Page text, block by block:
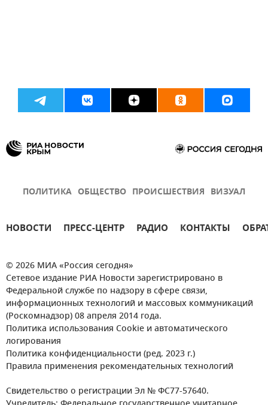
ПОЛИТИКА ОБЩЕСТВО ПРОИСШЕСТВИЯ ВИЗУАЛ
НОВОСТИ ПРЕСС-ЦЕНТР РАДИО КОНТАКТЫ
© 2026 МИА «Россия сегодня»
Сетевое издание РИА Новости зарегистрировано в
Федеральной службе по надзору в сфере связи,
информационных технологий и массовых коммуникаций
(Роскомнадзор) 08 апреля 2014 года.
Политика использования Cookie и автоматического
логирования
Политика конфиденциальности (ред. 2023 г.)
Правила применения рекомендательных технологий
Свидетельство о регистрации Эл № ФС77-57640.